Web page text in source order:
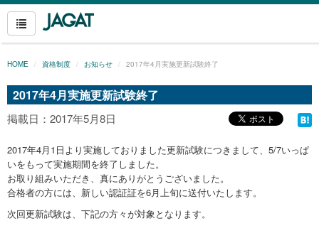
HOME 資格制度 お知らせ 2017年4月実施更新試験終了
2017年4月実施更新試験終了
掲載日：2017年5月8日
2017年4月1日より実施しておりました更新試験につきまして、5/7いっぱ
いをもって実施期間を終了しました。
お取り組みいただき、真にありがとうございました。
合格者の方には、新しい認証証を6月上旬に送付いたします。
次回更新試験は、下記の方々が対象となります。